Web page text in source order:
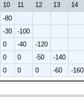
10 11 12 13
14
-80
-30
-100
0 -40
-120
0 0 -50
-140
0 0 0 -60 -160